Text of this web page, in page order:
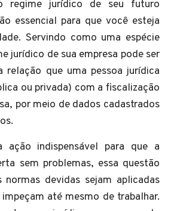
regime jurídico de seu futuro
essencial para que você esteja
Servindo como uma espécie
jurídico de sua empresa pode ser
relação que uma pessoa jurídica
ou privada) com a fiscalização
por meio de dados cadastrados
ação indispensável para que a
sem problemas, essa questão
devidas sejam aplicadas
até mesmo de trabalhar.